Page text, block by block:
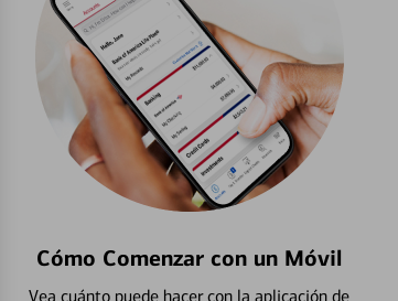
Cómo Comenzar con un Móvil
Vea cuánto puede hacer con la aplicación de